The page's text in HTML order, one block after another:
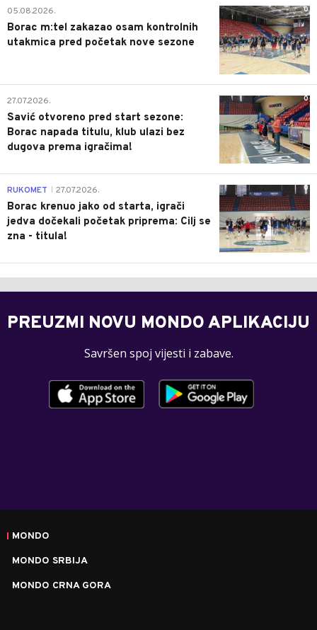
0
05.08.2026.
Borac m:tel zakazao osam kontrolnih
utakmica pred početak nove sezone
0
27.07.2026.
Savić otvoreno pred start sezone:
Borac napada titulu, klub ulazi bez
dugova prema igračima!
0
RUKOMET 27.07.2026.
Borac krenuo jako od starta, igrači
jedva dočekali početak priprema: Cilj se
zna - titula!
PREUZMI NOVU MONDO APLIKACIJU
Savršen spoj vijesti i zabave.
MONDO
MONDO SRBIJA
MONDO CRNA GORA